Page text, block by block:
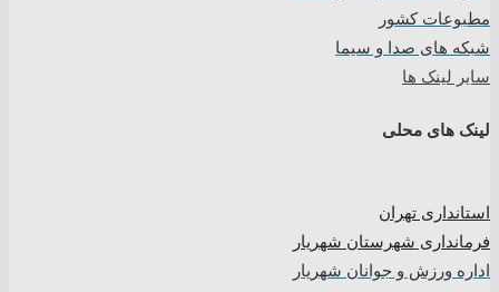
مطبوعات کشور
شبکه های صدا و سیما
سایر لینک ها
لینک های محلی
استانداری تهران
فرمانداری شهرستان شهریار
اداره ورزش و جوانان شهریار